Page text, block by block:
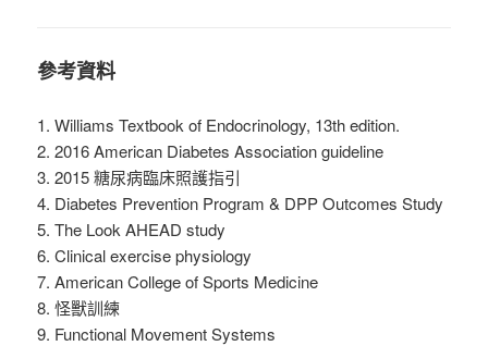
參考資料
1. Williams Textbook of Endocrinology, 13th edition.
2. 2016 American Diabetes Association guideline
3. 2015 糖尿病臨床照護指引
4. Diabetes Prevention Program & DPP Outcomes Study
5. The Look AHEAD study
6. Clinical exercise physiology
7. American College of Sports Medicine
8. 怪獸訓練
9. Functional Movement Systems